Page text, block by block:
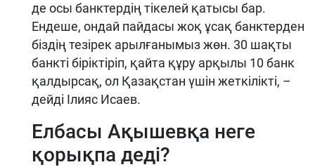
де осы банктердің тікелей қатысы бар.
Ендеше, ондай пайдасы жоқ ұсақ банктерден
біздің тезірек арылғанымыз жөн. 30 шақты
банкті біріктіріп, қайта құру арқылы 10 банк
қалдырсақ, ол Қазақстан үшін жеткілікті, –
дейді Ілияс Исаев.
Елбасы Ақышевқа неге
қорықпа деді?